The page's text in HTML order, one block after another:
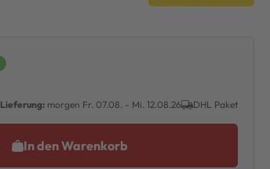
Lieferung: morgen Fr. 07.08. - Mi. 12.08.26 DHL Paket
In den Warenkorb